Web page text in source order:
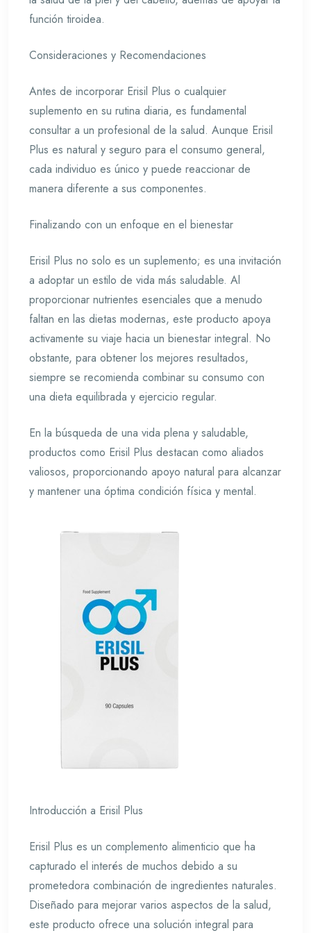
función tiroidea.
Consideraciones y Recomendaciones
Antes de incorporar Erisil Plus o cualquier
suplemento en su rutina diaria, es fundamental
consultar a un profesional de la salud. Aunque Erisil
Plus es natural y seguro para el consumo general,
cada individuo es único y puede reaccionar de
manera diferente a sus componentes.
Finalizando con un enfoque en el bienestar
Erisil Plus no solo es un suplemento; es una invitación
a adoptar un estilo de vida más saludable. Al
proporcionar nutrientes esenciales que a menudo
faltan en las dietas modernas, este producto apoya
activamente su viaje hacia un bienestar integral. No
obstante, para obtener los mejores resultados,
siempre se recomienda combinar su consumo con
una dieta equilibrada y ejercicio regular.
En la búsqueda de una vida plena y saludable,
productos como Erisil Plus destacan como aliados
valiosos, proporcionando apoyo natural para alcanzar
y mantener una óptima condición física y mental.
Introducción a Erisil Plus
Erisil Plus es un complemento alimenticio que ha
capturado el interés de muchos debido a su
prometedora combinación de ingredientes naturales.
Diseñado para mejorar varios aspectos de la salud,
este producto ofrece una solución integral para